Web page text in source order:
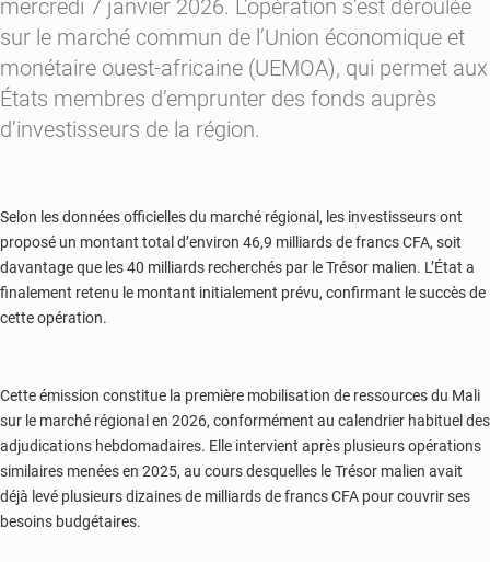
mercredi 7 janvier 2026. L’opération s’est déroulée
sur le marché commun de l’Union économique et
monétaire ouest-africaine (UEMOA), qui permet aux
États membres d’emprunter des fonds auprès
d’investisseurs de la région.
Selon les données officielles du marché régional, les investisseurs ont
proposé un montant total d’environ 46,9 milliards de francs CFA, soit
davantage que les 40 milliards recherchés par le Trésor malien. L’État a
finalement retenu le montant initialement prévu, confirmant le succès de
cette opération.
Cette émission constitue la première mobilisation de ressources du Mali
sur le marché régional en 2026, conformément au calendrier habituel des
adjudications hebdomadaires. Elle intervient après plusieurs opérations
similaires menées en 2025, au cours desquelles le Trésor malien avait
déjà levé plusieurs dizaines de milliards de francs CFA pour couvrir ses
besoins budgétaires.